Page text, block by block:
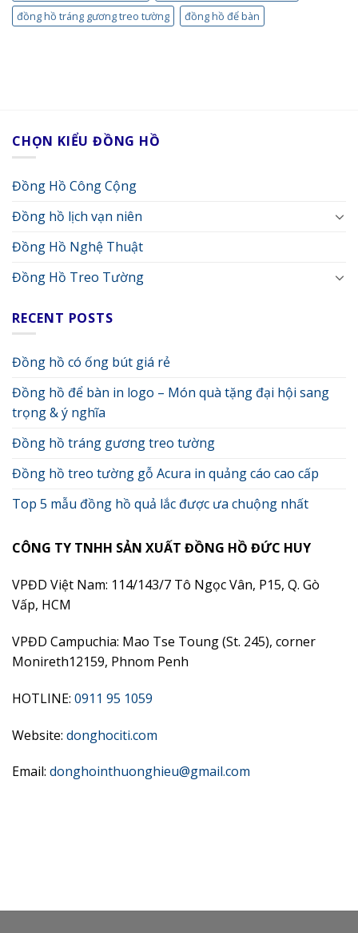
đồng hồ tráng gương treo tường
đồng hồ để bàn
CHỌN KIỂU ĐỒNG HỒ
Đồng Hồ Công Cộng
Đồng hồ lịch vạn niên
Đồng Hồ Nghệ Thuật
Đồng Hồ Treo Tường
RECENT POSTS
Đồng hồ có ống bút giá rẻ
Đồng hồ để bàn in logo – Món quà tặng đại hội sang
trọng & ý nghĩa
Đồng hồ tráng gương treo tường
Đồng hồ treo tường gỗ Acura in quảng cáo cao cấp
Top 5 mẫu đồng hồ quả lắc được ưa chuộng nhất
CÔNG TY TNHH SẢN XUẤT ĐỒNG HỒ ĐỨC HUY
VPĐD Việt Nam: 114/143/7 Tô Ngọc Vân, P15, Q. Gò
Vấp, HCM
VPĐD Campuchia: Mao Tse Toung (St. 245), corner
Monireth12159, Phnom Penh
HOTLINE: 0911 95 1059
Website: donghociti.com
Email: donghointhuonghieu@gmail.com